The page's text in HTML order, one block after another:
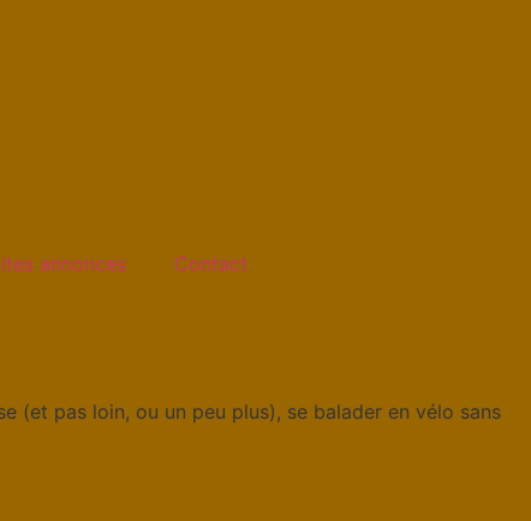
annonces Contact
(et pas loin, ou un peu plus), se balader en vélo sans